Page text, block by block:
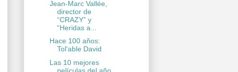
Jean-Marc Vallée,
director de
“CRAZY” y
“Heridas a...
Hace 100 años:
Tol'able David
Las 10 mejores